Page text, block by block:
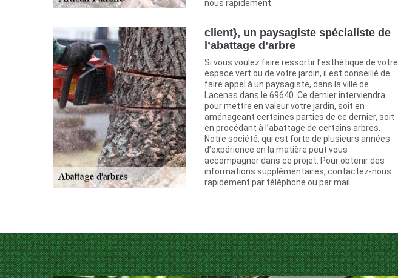
nous rapidement.
client}, un paysagiste spécialiste de
l’abattage d’arbre
Si vous voulez faire ressortir l’esthétique de votre
espace vert ou de votre jardin, il est conseillé de
faire appel à un paysagiste, dans la ville de
Lacenas dans le 69640. Ce dernier interviendra
pour mettre en valeur votre jardin, soit en
aménageant certaines parties de ce dernier, soit
en procédant à l’abattage de certains arbres.
Notre société, qui est forte de plusieurs années
d’expérience en la matière peut vous
accompagner dans ce projet. Pour obtenir des
informations supplémentaires, contactez-nous
rapidement par téléphone ou par mail.